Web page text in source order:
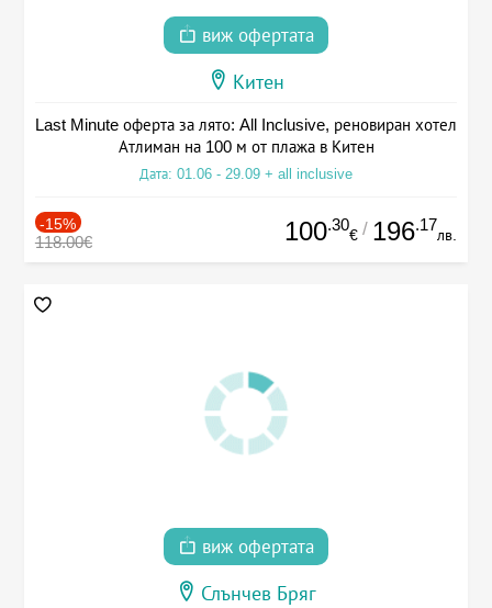
виж офертата
Китен
Last Minute оферта за лято: All Inclusive, реновиран хотел
Атлиман на 100 м от плажа в Китен
Дата: 01.06 - 29.09 + all inclusive
-15%
118.00€ 100.30
€ / 196.17
лв.
виж офертата
Слънчев Бряг